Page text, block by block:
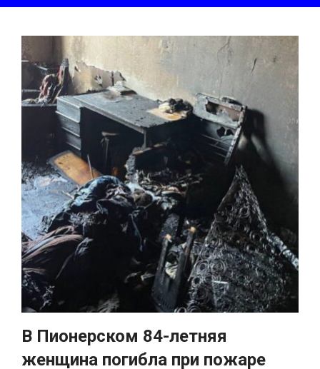
В Пионерском 84-летняя
женщина погибла при пожаре